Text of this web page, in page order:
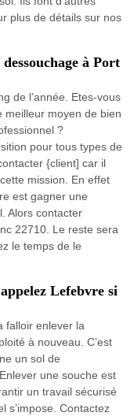
plus de détails sur nos
à Port
de l’année. Etes-vous
meilleur moyen de bien
?
pour tous types de
{client] car il
mission. En effet
est gagner une
Alors contacter
22710. Le reste sera
le temps de le
Lefebvre si
falloir enlever la
à nouveau. C’est
un sol de
une souche est
un travail sécurisé
s’impose. Contactez